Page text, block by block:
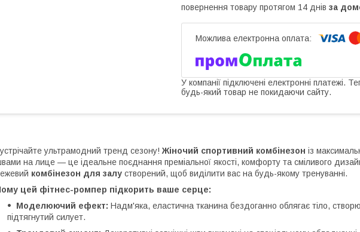
повернення товару протягом 14 днів за
У компанії підключені електронні платежі.
будь-який товар не покидаючи сайту.
ультрамодний тренд сезону! Жіночий спортивний комбінезон із
на лице — це ідеальне поєднання преміальної якості, комфорту та сміливого
комбінезон для залу створений, щоб виділити вас на будь-якому тренуванні.
цей фітнес-ромпер підкорить ваше серце:
Моделюючий ефект: Надм'яка, еластична тканина бездоганно облягає тіло,
підтягнутий силует.